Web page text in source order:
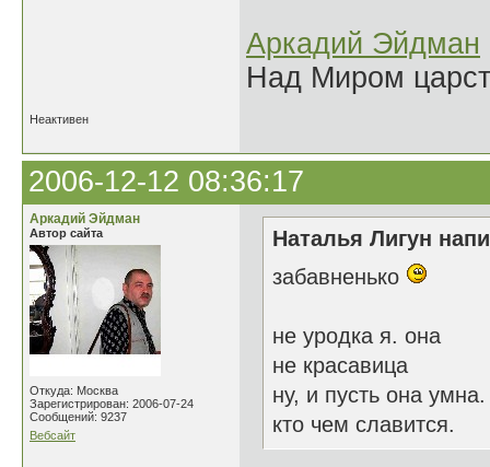
Аркадий Эйдман
Над Миром
Неактивен
2006-12-12 08:36:17
Аркадий Эйдман
Автор сайта
Откуда: Москва
Зарегистрирован: 2006-07-24
Сообщений: 9237
Вебсайт
Наталья Лигун
забавненько
не уродка я. она
не красавица
ну, и пусть она умна.
кто чем славится.